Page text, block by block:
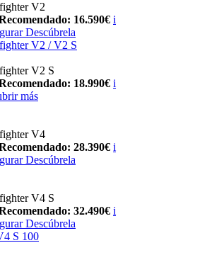
V2
16.590€ i
Descúbrela
V2 / V2 S
V2 S
18.990€ i
más
V4
28.390€ i
Descúbrela
V4 S
32.490€ i
Descúbrela
S 100